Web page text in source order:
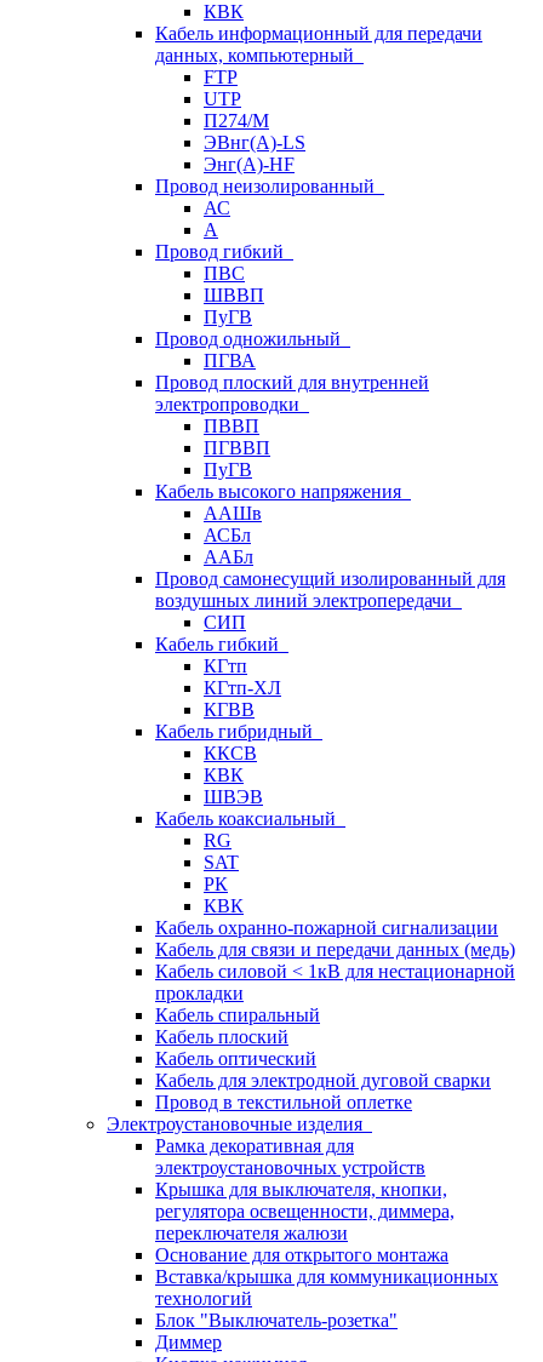
КВК
Кабель информационный для передачи
данных, компьютерный
FTP
UTP
П274/М
ЭВнг(А)-LS
Энг(А)-HF
Провод неизолированный
АС
А
Провод гибкий
ПВС
ШВВП
ПуГВ
Провод одножильный
ПГВА
Провод плоский для внутренней
электропроводки
ПВВП
ПГВВП
ПуГВ
Кабель высокого напряжения
ААШв
АСБл
ААБл
Провод самонесущий изолированный для
воздушных линий электропередачи
СИП
Кабель гибкий
КГтп
КГтп-ХЛ
КГВВ
Кабель гибридный
ККСВ
КВК
ШВЭВ
Кабель коаксиальный
RG
SAT
РК
КВК
Кабель охранно-пожарной сигнализации
Кабель для связи и передачи данных (медь)
Кабель силовой < 1кВ для нестационарной
прокладки
Кабель спиральный
Кабель плоский
Кабель оптический
Кабель для электродной дуговой сварки
Провод в текстильной оплетке
Электроустановочные изделия
Рамка декоративная для
электроустановочных устройств
Крышка для выключателя, кнопки,
регулятора освещенности, диммера,
переключателя жалюзи
Основание для открытого монтажа
Вставка/крышка для коммуникационных
технологий
Блок "Выключатель-розетка"
Диммер